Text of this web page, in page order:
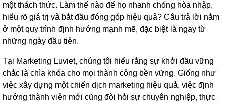
một thách thức. Làm thế nào để họ nhanh chóng hòa nhập,
hiểu rõ giá trị và bắt đầu đóng góp hiệu quả? Câu trả lời nằm
ở một quy trình định hướng mạnh mẽ, đặc biệt là ngay từ
những ngày đầu tiên.
Tại Marketing Luviet, chúng tôi hiểu rằng sự khởi đầu vững
chắc là chìa khóa cho mọi thành công bền vững. Giống như
việc xây dựng một chiến dịch marketing hiệu quả, việc định
hướng thành viên mới cũng đòi hỏi sự chuyên nghiệp, thực